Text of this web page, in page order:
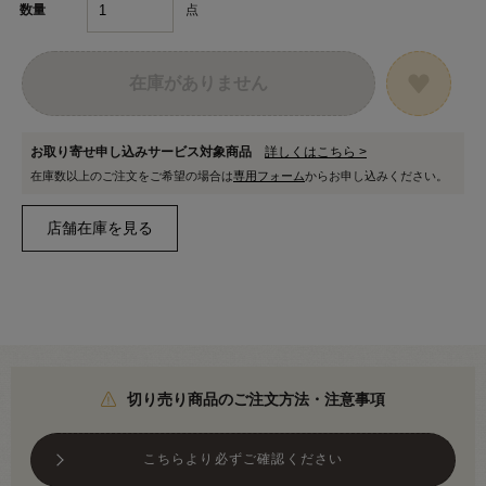
数量 点
お取り寄せ申し込みサービス対象商品 詳しくはこちら >
在庫数以上のご注文をご希望の場合は専用フォームからお申し込みください。
切り売り商品のご注文方法・注意事項
こちらより必ずご確認ください